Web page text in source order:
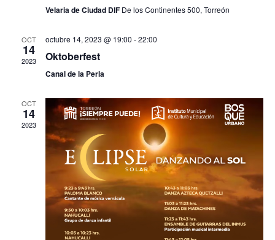
Velaria de Ciudad DIF De los Continentes 500, Torreón
OCT
14
2023
octubre 14, 2023 @ 19:00 -22:00
Oktoberfest
Canal de la Perla
OCT
14
2023